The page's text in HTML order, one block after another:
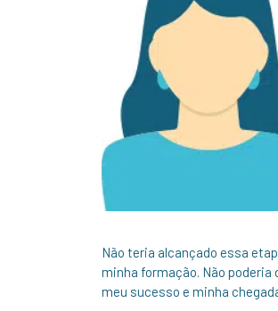
Não teria alcançado essa
minha formação. Não
meu sucesso e minha